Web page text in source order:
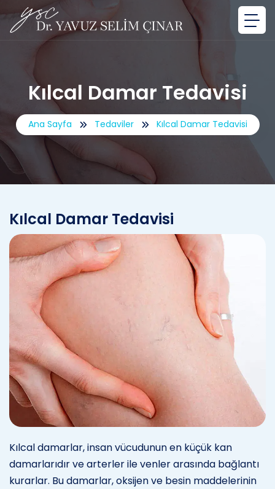
Kılcal Damar Tedavisi
Ana Sayfa Tedaviler Kılcal Damar Tedavisi
Kılcal Damar Tedavisi
Kılcal damarlar, insan vücudunun en küçük kan
damarlarıdır ve arterler ile venler arasında bağlantı
kurarlar. Bu damarlar, oksijen ve besin maddelerinin